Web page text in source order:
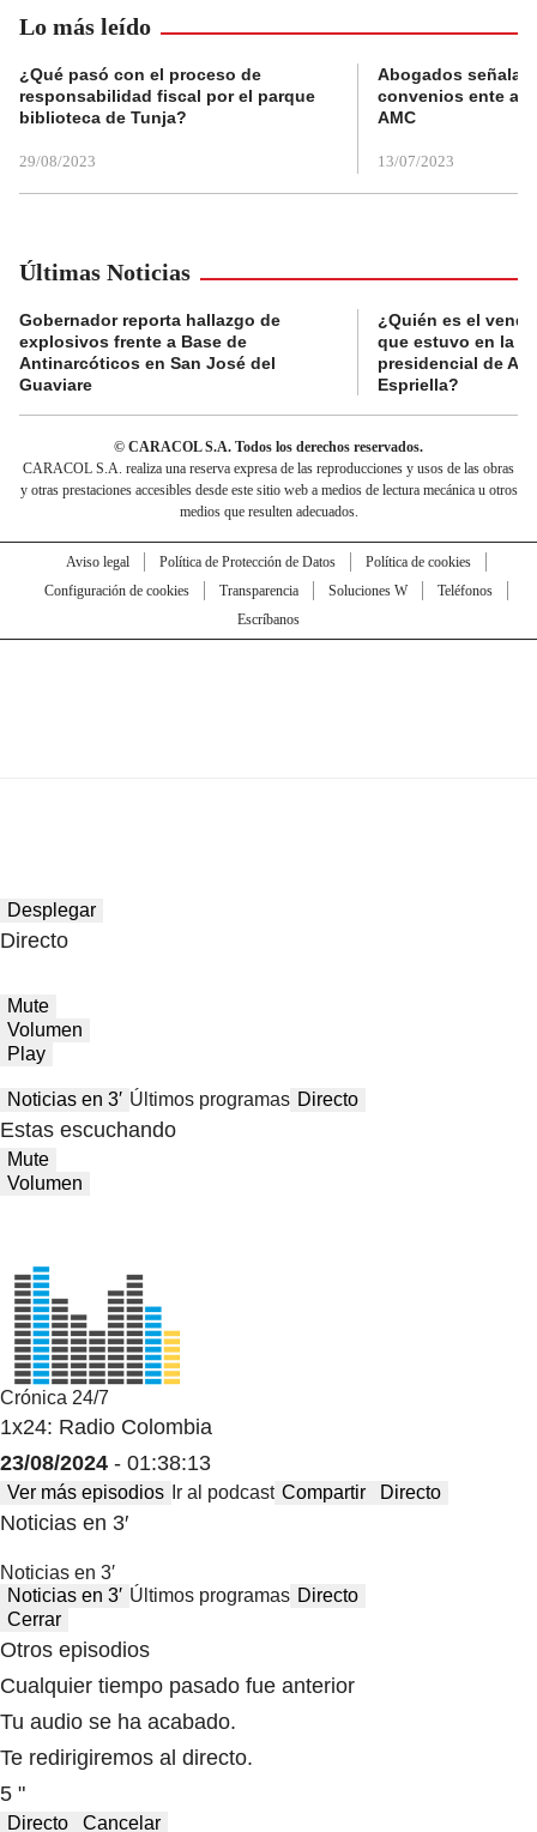
Lo más leído
¿Qué pasó con el proceso de
responsabilidad fiscal por el parque
biblioteca de Tunja?
29/08/2023
Abogados
convenios ente
AMC
13/07/2023
Últimas Noticias
Gobernador reporta hallazgo de
explosivos frente a Base de
Antinarcóticos en San José del
Guaviare
¿Quién es el
que estuvo en la
presidencial de
Espriella?
© CARACOL S.A. Todos los derechos reservados.
CARACOL S.A. realiza una reserva expresa de las reproducciones y usos de las obras
y otras prestaciones accesibles desde este sitio web a medios de lectura mecánica u otros
medios que resulten adecuados.
Aviso legal Política de Protección de Datos
Política de cookies
Configuración de cookies
Transparencia Soluciones W
Teléfonos
Escríbanos
Desplegar
Directo
Mute
Volumen
Play
Noticias en 3′ Últimos programas Directo
Estas escuchando
Mute
Volumen
Crónica 24/7
1x24: Radio Colombia
23/08/2024 - 01:38:13
Ver más episodios Ir al podcast Compartir Directo
Noticias en 3′
Noticias en 3′
Noticias en 3′ Últimos programas Directo
Cerrar
Otros episodios
Cualquier tiempo pasado fue anterior
Tu audio se ha acabado.
Te redirigiremos al directo.
5 "
Directo Cancelar